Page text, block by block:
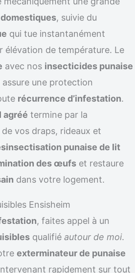
, suivie du
qui tue instantanément
élévation de température. Le
avec nos insecticides punaise
une protection
récurrence d’infestation.
agréé termine par la
de vos draps, rideaux et
punaise de lit
des œufs et restaure
dans votre logement.
Ensisheim
, faites appel à un
qualifié autour de moi.
exterminateur de punaise
rapidement sur tout